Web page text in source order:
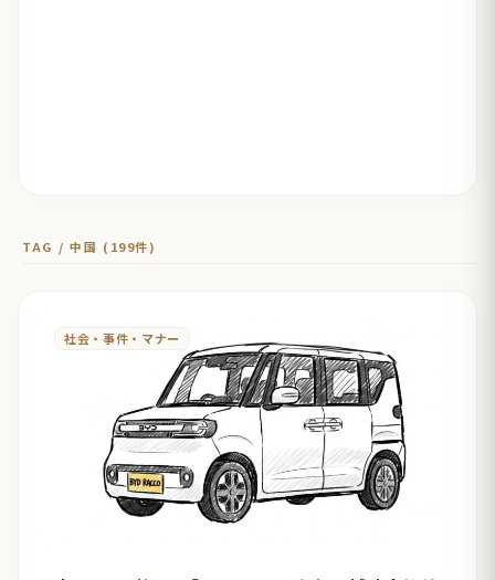
TAG / 中国 (199件)
社会・事件・マナー